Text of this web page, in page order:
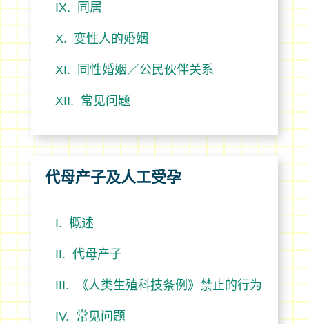
同居
变性人的婚姻
同性婚姻／公民伙伴关系
常见问题
代母产子及人工受孕
概述
代母产子
《人类生殖科技条例》禁止的行为
常见问题